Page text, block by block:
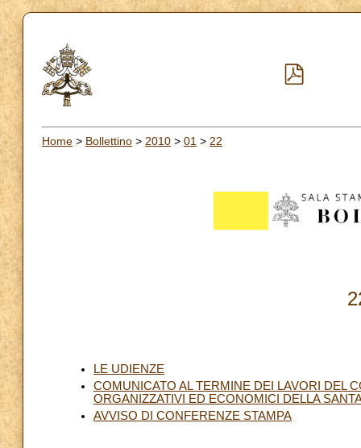
Home > Bollettino > 2010 > 01 > 22
LE UDIENZE
COMUNICATO AL TERMINE DEI LAVORI DEL
ORGANIZZATIVI ED ECONOMICI DELLA
AVVISO DI CONFERENZE STAMPA